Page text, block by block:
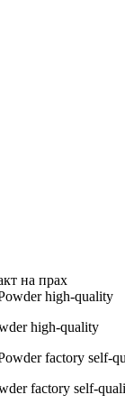
high-quality
factory self-